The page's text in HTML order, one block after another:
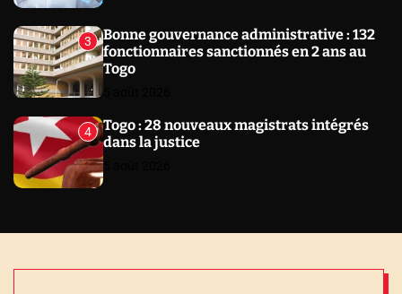
3
Bonne gouvernance administrative : 132
fonctionnaires sanctionnés en 2 ans au
Togo
4
Togo : 28 nouveaux magistrats intégrés
dans la justice